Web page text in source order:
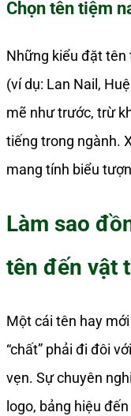
Chọn tên tiệm
Những kiểu đặt tên
(ví dụ: Lan Nail,
mẽ như trước, trừ
tiếng trong ngành.
mang tính biểu
Làm sao
tên đến vật
Một cái tên hay mới
“chất” phải đi đôi
vẹn. Sự chuyên
logo, bảng hiệu